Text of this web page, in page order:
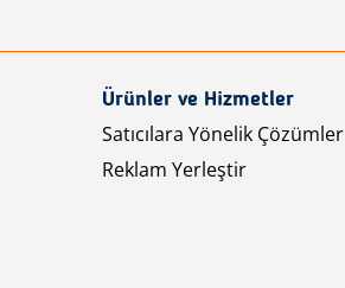
Ürünler ve Hizmetler
Satıcılara Yönelik Çözümler
Reklam Yerleştir